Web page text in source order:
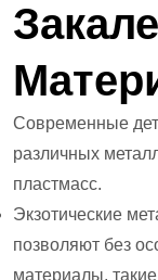
Современные
различных
пластмасс.
Экзотические
позволяют без
материалы,